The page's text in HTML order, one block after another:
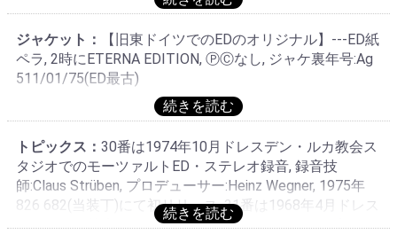
ジャケット：
【旧東ドイツでのEDのオリジナル】---ED紙
ペラ, 2時にETERNA EDITION, ⓅⒸなし, ジャケ裏年号:Ag
511/01/75(ED最古)
トピックス： 30番は1974年10月ドレスデン・ルカ教会ス
タジオでのモーツァルトED・ステレオ録音, 録音技
師:Claus Strüben, プロデューサー:Heinz Wegner, 1975年
826 682(当装丁)にて初リリース, 31番は1968年4月ドレス
デン・ルカ教会スタジオでのモノラル/ステレオ録音, 録